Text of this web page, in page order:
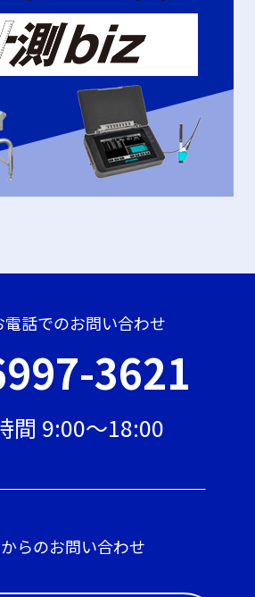
電話でのお問い合わせ
3621
間 9:00〜18:00
らのお問い合わせ